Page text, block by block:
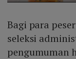
Bagi para
seleksi
pengumuman